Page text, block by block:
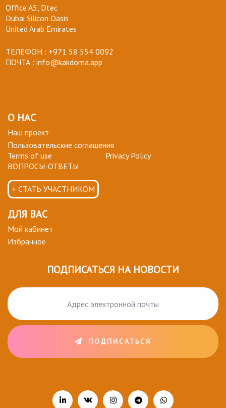
Office A5, Dtec
Dubai Silicon Oasis
United Arab Emirates
ТЕЛЕФОН : +971 58 554 0092
ПОЧТА : info@kakdoma.app
О НАС
Наш проект
Пользовательские соглашения
Terms of use
Privacy Policy
ВОПРОСЫ-ОТВЕТЫ
+ СТАТЬ УЧАСТНИКОМ
ДЛЯ ВАС
Мой кабинет
Избранное
ПОДПИСАТЬСЯ НА НОВОСТИ
ПОДПИСАТЬСЯ